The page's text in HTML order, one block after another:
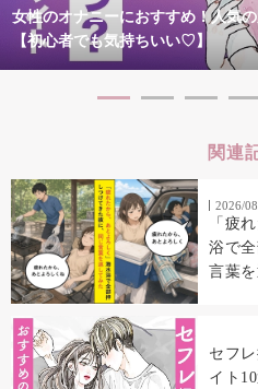
女性のオナニーにおすすめ！人気
【初心者でも気持ちいい♡】
関連
2026/
「疲
浴で
言葉
セフ
イト